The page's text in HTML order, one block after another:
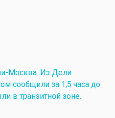
Москва. Из Дели
сообщили за 1,5 часа до
в транзитной зоне.